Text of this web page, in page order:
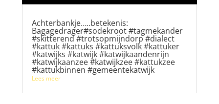
Achterbankje…..betekenis:
Bagagedrager#sodekroot #tagmekander
#skitterend #trotsopmijndorp #dialect
#kattuk #kattuks #kattuksvolk #kattuker
#katwijks #katwijk #katwijkaandenrijn
#katwijkaanzee #katwijkzee #kattukzee
#kattukbinnen #gemeentekatwijk
Lees meer